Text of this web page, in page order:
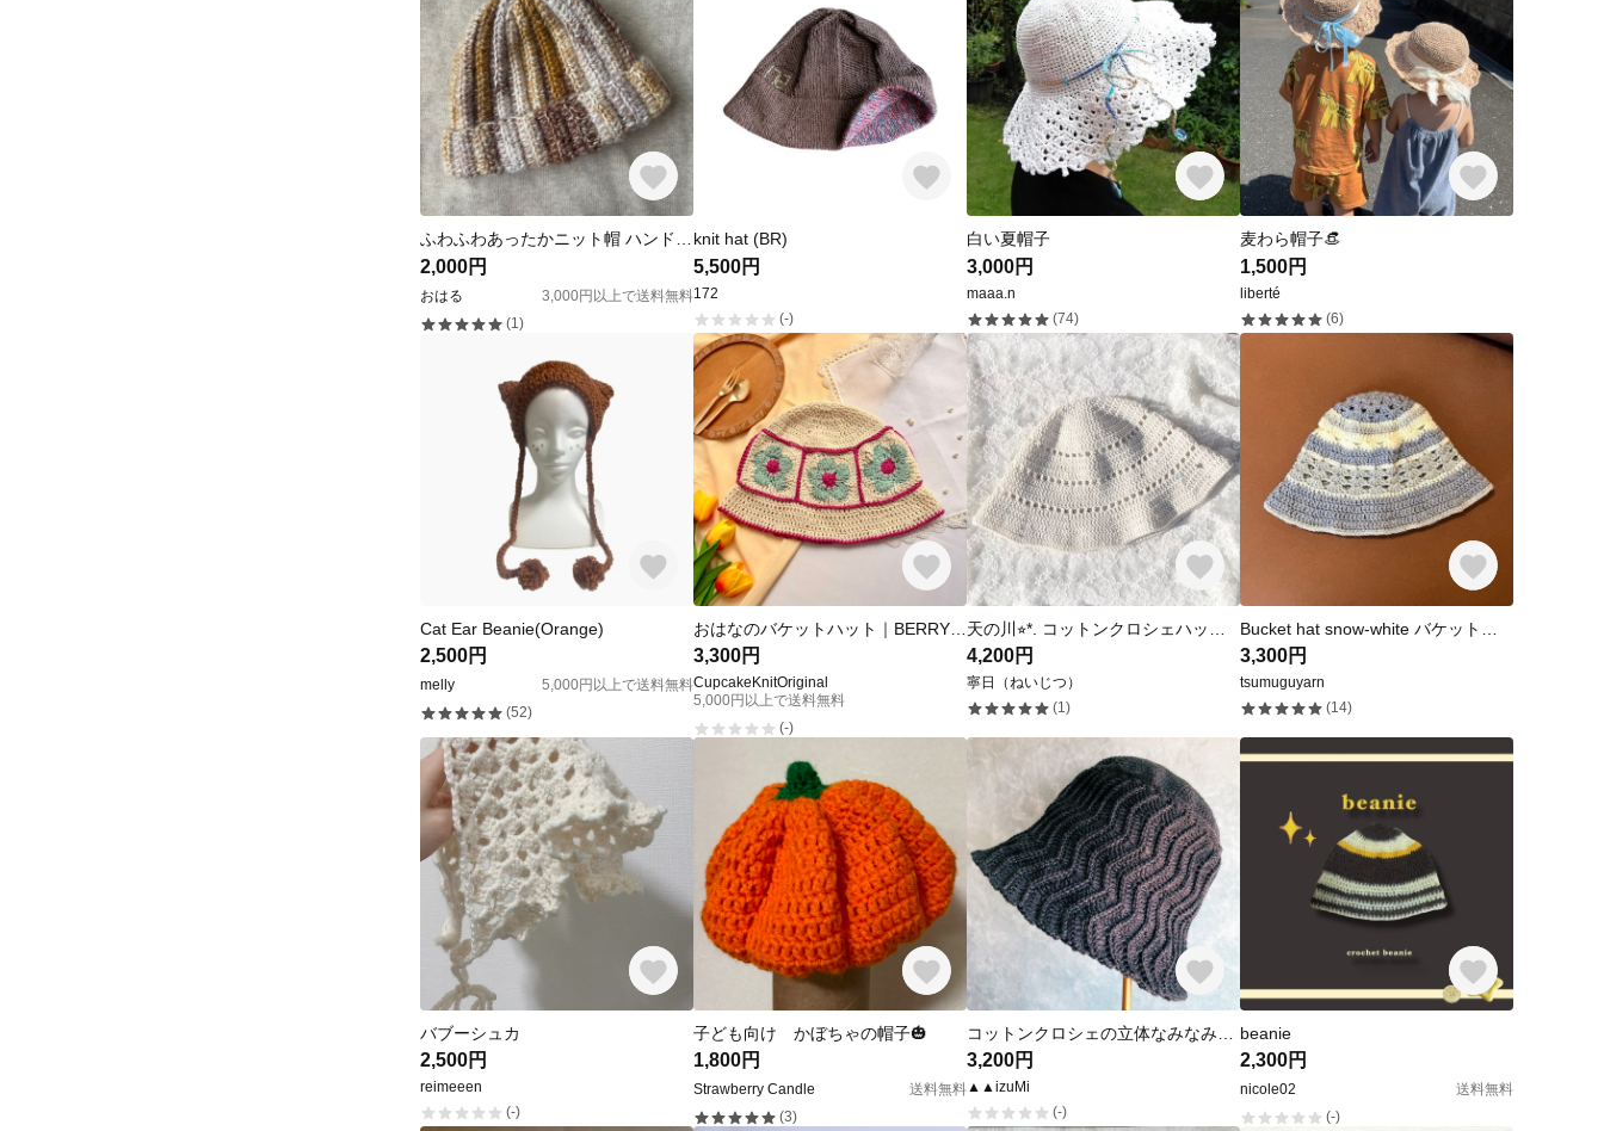
ふわふわあったかニット帽 ハンドメイド 編み物
2,000円
おはる
3,000円以上で送料無料
(1)
knit hat (BR)
5,500円
172
(-)
白い夏帽子
3,000円
maaa.n
(74)
麦わら帽子👒
1,500円
liberté
(6)
Cat Ear Beanie(Orange)
2,500円
melly
5,000円以上で送料無料
(52)
3,300円
CupcakeKnitOriginal
5,000円以上で送料無料
(-)
4,200円
寧日（ねいじつ）
(1)
3,300円
tsumuguyarn
(14)
バブーシュカ
2,500円
reimeeen
(-)
子ども向け かぼちゃの帽子🎃
1,800円
Strawberry Candle
送料無料
(3)
3,200円
▲▲izuMi
(-)
beanie
2,300円
nicole02
送料無料
(-)